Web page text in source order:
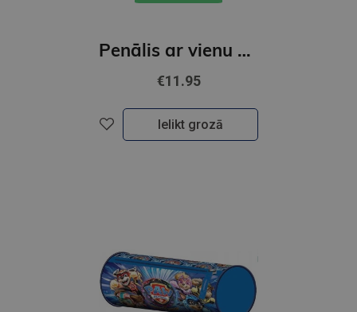
Penālis ar vienu nodalījumu, bez priekšmetiem, Ķepu patruļa
€11.95
Ielikt grozā